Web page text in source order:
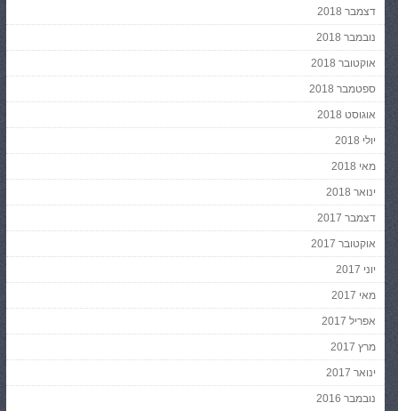
דצמבר 2018
נובמבר 2018
אוקטובר 2018
ספטמבר 2018
אוגוסט 2018
יולי 2018
מאי 2018
ינואר 2018
דצמבר 2017
אוקטובר 2017
יוני 2017
מאי 2017
אפריל 2017
מרץ 2017
ינואר 2017
נובמבר 2016